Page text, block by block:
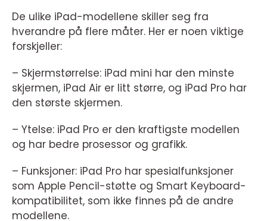
De ulike iPad-modellene skiller seg fra
hverandre på flere måter. Her er noen viktige
forskjeller:
– Skjermstørrelse: iPad mini har den minste
skjermen, iPad Air er litt større, og iPad Pro har
den største skjermen.
– Ytelse: iPad Pro er den kraftigste modellen
og har bedre prosessor og grafikk.
– Funksjoner: iPad Pro har spesialfunksjoner
som Apple Pencil-støtte og Smart Keyboard-
kompatibilitet, som ikke finnes på de andre
modellene.